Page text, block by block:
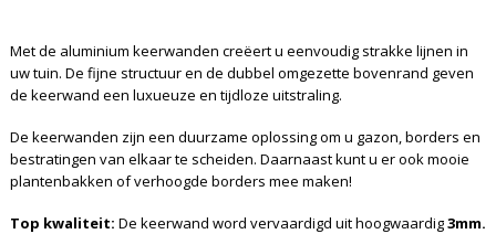
Met de aluminium keerwanden creëert u eenvoudig strakke lijnen in
uw tuin. De fijne structuur en de dubbel omgezette bovenrand geven
de keerwand een luxueuze en tijdloze uitstraling.
De keerwanden zijn een duurzame oplossing om u gazon, borders en
bestratingen van elkaar te scheiden. Daarnaast kunt u er ook mooie
plantenbakken of verhoogde borders mee maken!
Top kwaliteit: De keerwand word vervaardigd uit hoogwaardig3mm.